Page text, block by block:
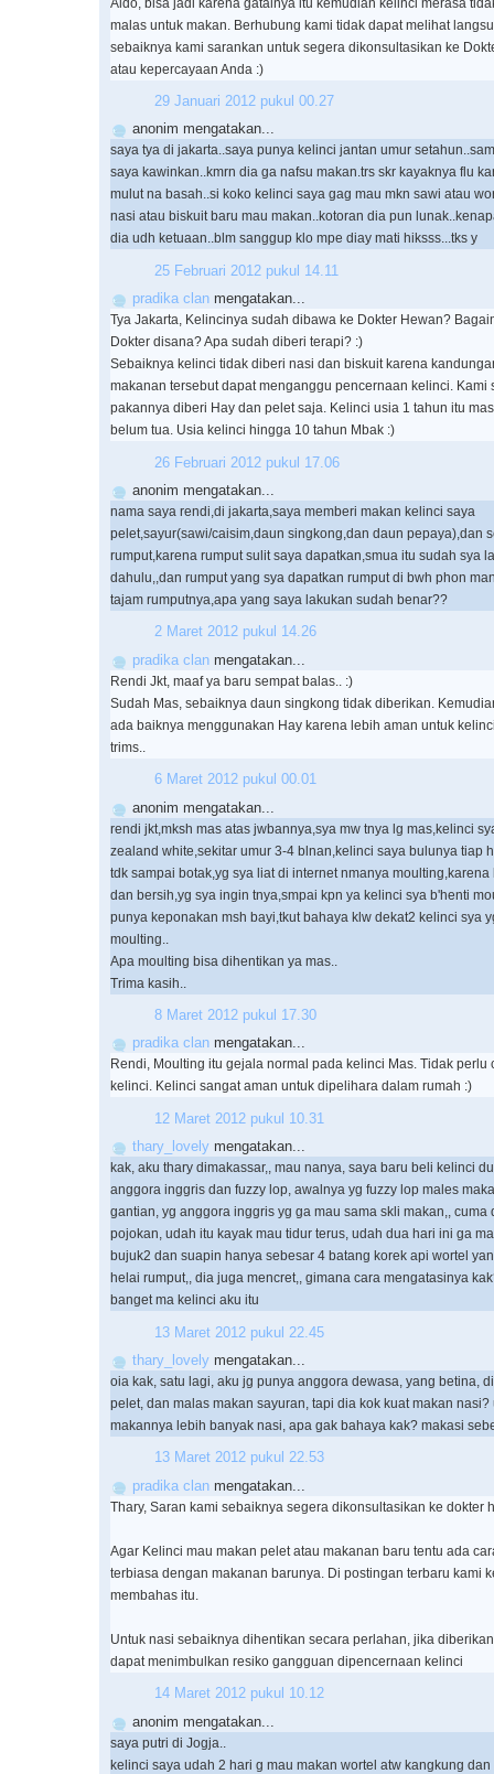
malas untuk makan. Berhubung kami tidak dapat melihat
sebaiknya kami sarankan untuk segera dikonsultasikan ke
atau kepercayaan Anda :)
29 Januari 2012 pukul 00.27
anonim mengatakan...
saya tya di jakarta..saya punya kelinci jantan umur
saya kawinkan..kmrn dia ga nafsu makan.trs skr kayaknya flu
mulut na basah..si koko kelinci saya gag mau mkn sawi atau
nasi atau biskuit baru mau makan..kotoran dia pun
dia udh ketuaan..blm sanggup klo mpe diay mati hiksss...tks y
25 Februari 2012 pukul 14.11
pradika clan mengatakan...
Tya Jakarta, Kelincinya sudah dibawa ke Dokter Hewan?
Dokter disana? Apa sudah diberi terapi? :)
Sebaiknya kelinci tidak diberi nasi dan biskuit karena
makanan tersebut dapat menganggu pencernaan kelinci. Kami
pakannya diberi Hay dan pelet saja. Kelinci usia 1 tahun itu
belum tua. Usia kelinci hingga 10 tahun Mbak :)
26 Februari 2012 pukul 17.06
anonim mengatakan...
nama saya rendi,di jakarta,saya memberi makan kelinci saya
pelet,sayur(sawi/caisim,daun singkong,dan daun pepaya),dan
rumput,karena rumput sulit saya dapatkan,smua itu sudah sya
dahulu,,dan rumput yang sya dapatkan rumput di bwh phon
tajam rumputnya,apa yang saya lakukan sudah benar??
2 Maret 2012 pukul 14.26
pradika clan mengatakan...
Rendi Jkt, maaf ya baru sempat balas.. :)
Sudah Mas, sebaiknya daun singkong tidak diberikan.
ada baiknya menggunakan Hay karena lebih aman untuk
trims..
6 Maret 2012 pukul 00.01
anonim mengatakan...
rendi jkt,mksh mas atas jwbannya,sya mw tnya lg mas,kelinci
zealand white,sekitar umur 3-4 blnan,kelinci saya bulunya tiap
tdk sampai botak,yg sya liat di internet nmanya moulting,karena
dan bersih,yg sya ingin tnya,smpai kpn ya kelinci sya b'henti
punya keponakan msh bayi,tkut bahaya klw dekat2 kelinci sya
moulting..
Apa moulting bisa dihentikan ya mas..
Trima kasih..
8 Maret 2012 pukul 17.30
pradika clan mengatakan...
Rendi, Moulting itu gejala normal pada kelinci Mas. Tidak perlu
kelinci. Kelinci sangat aman untuk dipelihara dalam rumah :)
12 Maret 2012 pukul 10.31
thary_lovely mengatakan...
kak, aku thary dimakassar,, mau nanya, saya baru beli kelinci
anggora inggris dan fuzzy lop, awalnya yg fuzzy lop males
gantian, yg anggora inggris yg ga mau sama skli makan,, cuma
pojokan, udah itu kayak mau tidur terus, udah dua hari ini ga
bujuk2 dan suapin hanya sebesar 4 batang korek api wortel
helai rumput,, dia juga mencret,, gimana cara mengatasinya
banget ma kelinci aku itu
13 Maret 2012 pukul 22.45
thary_lovely mengatakan...
oia kak, satu lagi, aku jg punya anggora dewasa, yang betina,
pelet, dan malas makan sayuran, tapi dia kok kuat makan
makannya lebih banyak nasi, apa gak bahaya kak? makasi
13 Maret 2012 pukul 22.53
pradika clan mengatakan...
Thary, Saran kami sebaiknya segera dikonsultasikan ke dokter
Agar Kelinci mau makan pelet atau makanan baru tentu ada
terbiasa dengan makanan barunya. Di postingan terbaru kami
membahas itu.
Untuk nasi sebaiknya dihentikan secara perlahan, jika
dapat menimbulkan resiko gangguan dipencernaan kelinci
14 Maret 2012 pukul 10.12
anonim mengatakan...
saya putri di Jogja..
kelinci saya udah 2 hari g mau makan wortel atw kangkung